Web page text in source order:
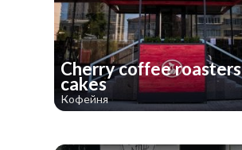
Cherry coffee roasters
cakes
Кофейня